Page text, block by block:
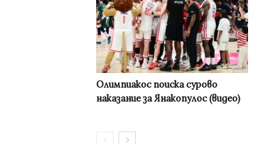
Олимпиакос поиска сурово
наказание за Янакопулос (видео)